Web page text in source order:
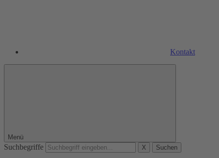
Kontakt
Menü
Suchbegriffe X Suchen